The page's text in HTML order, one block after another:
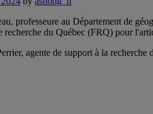
professeure au Département de
recherche du Québec (FRQ) pour
agente de support à la